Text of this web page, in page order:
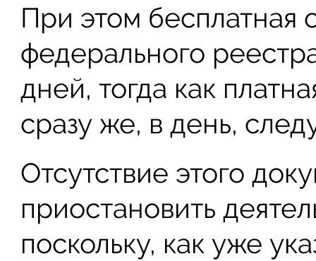
При этом бесплатная
федерального
дней, тогда как
сразу же, в день,
Отсутствие этого
приостановить
поскольку, как уже